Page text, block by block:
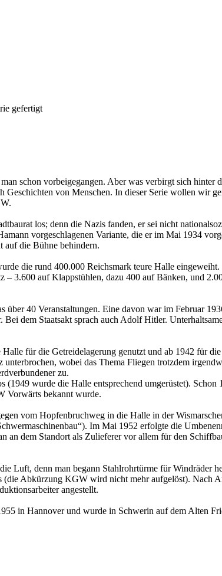
gefertigt
schon vorbeigegangen. Aber was verbirgt sich hinter
von Menschen. In dieser Serie wollen wir
los; denn die Nazis fanden, er sei nicht
vorgeschlagenen Variante, die er im Mai 1934
auf die Bühne behindern.
die rund 400.000 Reichsmark teure Halle
3.600 auf Klappstühlen, dazu 400 auf Bänken, und
40 Veranstaltungen. Eine davon war im Februar
dem Staatsakt sprach auch Adolf Hitler.
für die Getreidelagerung genutzt und ab 1942 für
wobei das Thema Fliegen trotzdem
zu.
wurde die Halle entsprechend umgerüs­tet).
Vorwärts bekannt wurde.
vom Hopfenbruchweg in die Halle in der
Im Mai 1952 erfolgte die
an dem Standort als Zulieferer vor allem für den
denn man begann Stahlrohrtürme für Windräder
Abkürzung KGW wird nicht mehr aufgelöst). Nach
angestellt.
in Hannover und wurde in Schwerin auf dem Alten